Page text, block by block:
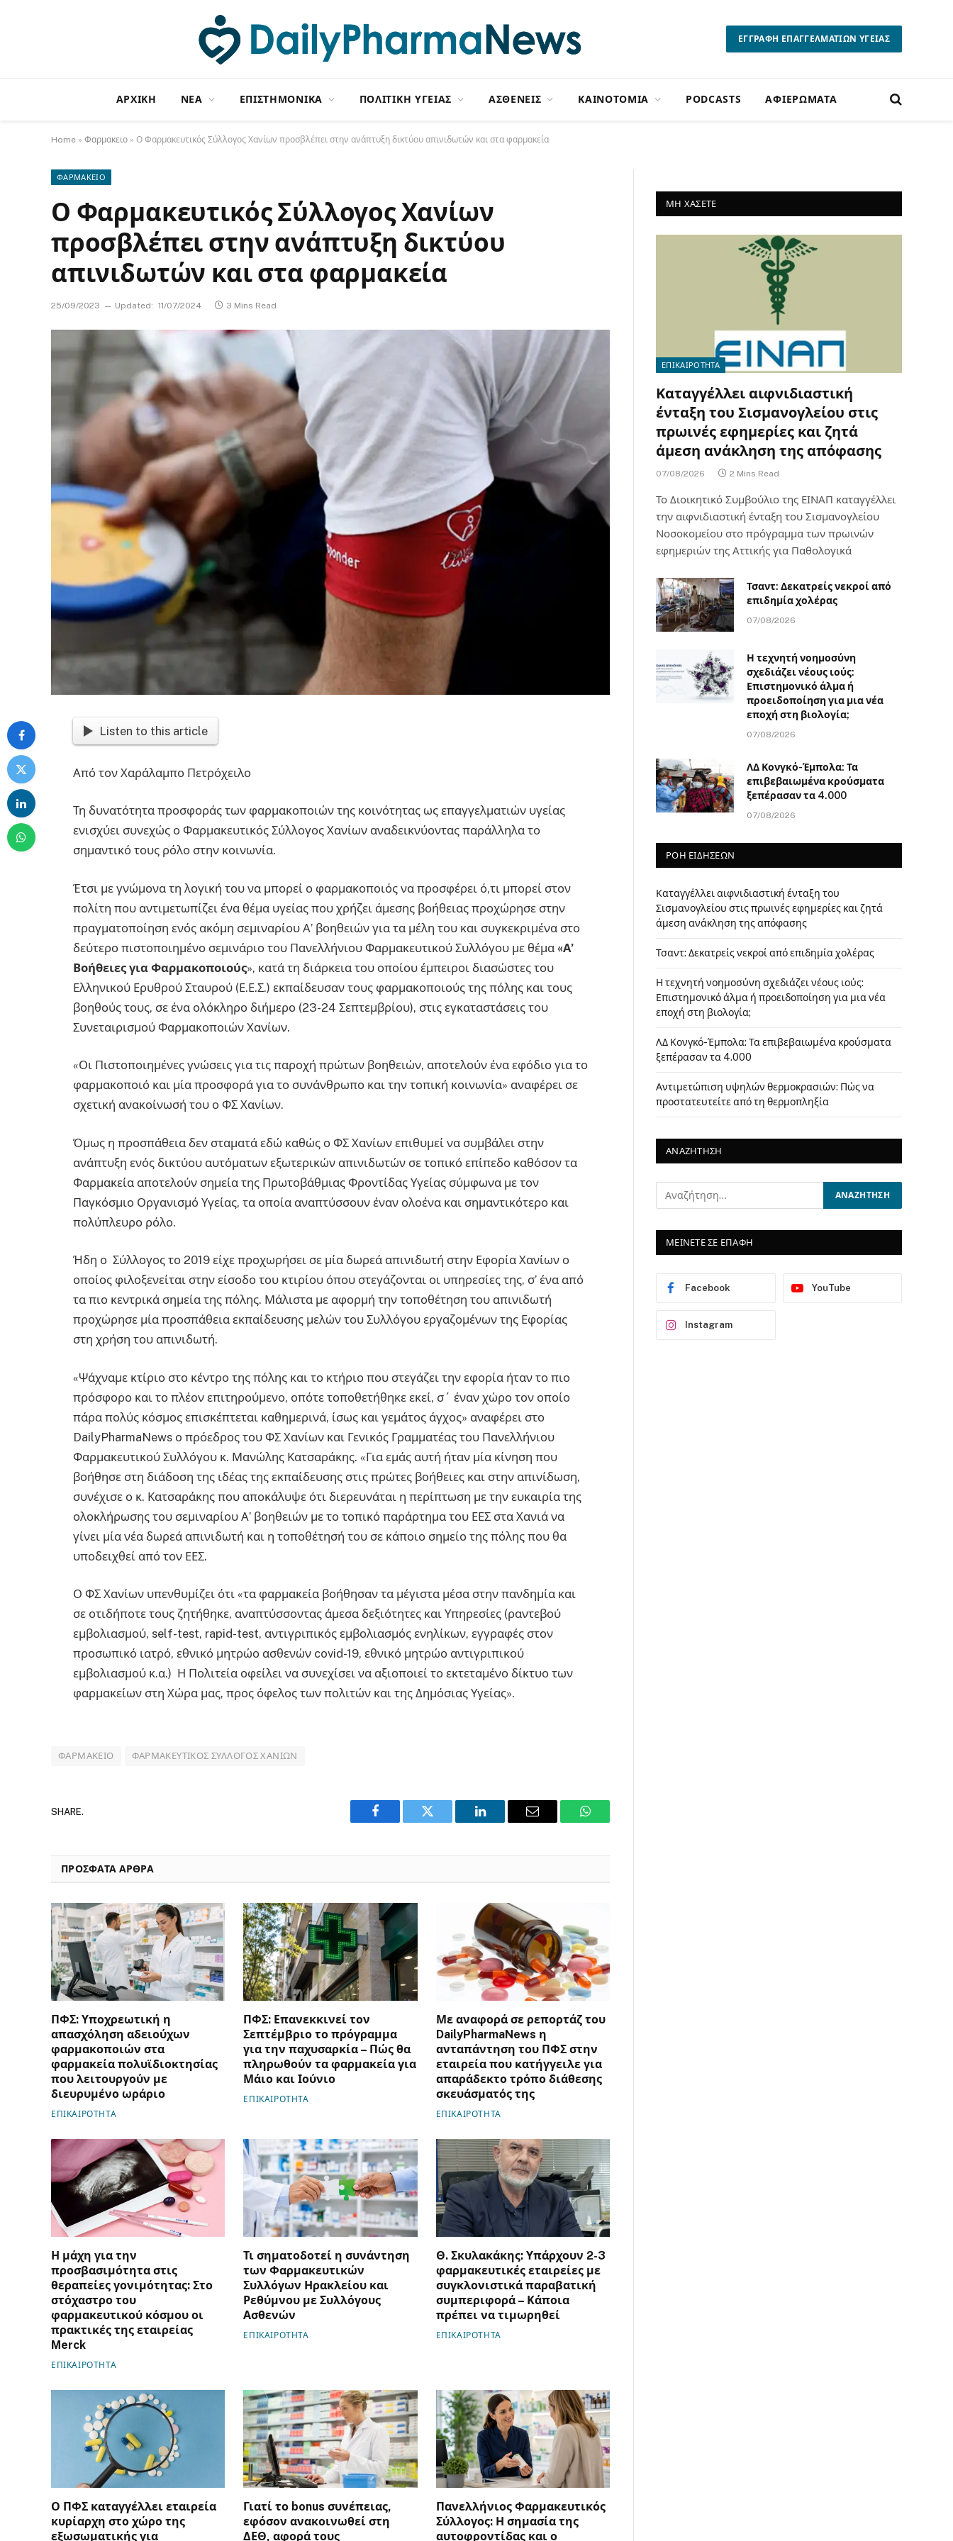
ΕΓΓΡΑΦΗ ΕΠΑΓΓΕΛΜΑΤΙΩΝ ΥΓΕΙΑΣ
ΑΡΧΙΚΗ NΕΑ ΕΠΙΣΤΗΜΟΝΙΚΑ ΠΟΛΙΤΙΚΗ ΥΓΕΙΑΣ ΑΣΘΕΝΕΙΣ ΚΑΙΝΟΤΟΜΙΑ PODCASTS ΑΦΙΕΡΩΜΑΤΑ
Home » Φαρμακειο » Ο Φαρμακευτικός Σύλλογος Χανίων προσβλέπει στην ανάπτυξη δικτύου απινιδωτών και στα φαρμακεία
ΦΑΡΜΑΚΕΙΟ
Ο Φαρμακευτικός Σύλλογος Χανίων
προσβλέπει στην ανάπτυξη δικτύου
απινιδωτών και στα φαρμακεία
25/09/2023 Updated: 11/07/2024 3 Mins Read
Listen to this article
Από τον Χαράλαμπο Πετρόχειλο
Τη δυνατότητα προσφοράς των φαρμακοποιών της κοινότητας ως επαγγελματιών υγείας
ενισχύει συνεχώς ο Φαρμακευτικός Σύλλογος Χανίων αναδεικνύοντας παράλληλα το
σημαντικό τους ρόλο στην κοινωνία.
Έτσι με γνώμονα τη λογική του να μπορεί ο φαρμακοποιός να προσφέρει ό,τι μπορεί στον
πολίτη που αντιμετωπίζει ένα θέμα υγείας που χρήζει άμεσης βοήθειας προχώρησε στην
πραγματοποίηση ενός ακόμη σεμιναρίου Α’ βοηθειών για τα μέλη του και συγκεκριμένα στο
δεύτερο πιστοποιημένο σεμινάριο του Πανελλήνιου Φαρμακευτικού Συλλόγου με θέμα «Α’
Βοήθειες για Φαρμακοποιούς», κατά τη διάρκεια του οποίου έμπειροι διασώστες του
Ελληνικού Ερυθρού Σταυρού (Ε.Ε.Σ.) εκπαίδευσαν τους φαρμακοποιούς της πόλης και τους
βοηθούς τους, σε ένα ολόκληρο διήμερο (23-24 Σεπτεμβρίου), στις εγκαταστάσεις του
Συνεταιρισμού Φαρμακοποιών Χανίων.
«Οι Πιστοποιημένες γνώσεις για τις παροχή πρώτων βοηθειών, αποτελούν ένα εφόδιο για το
φαρμακοποιό και μία προσφορά για το συνάνθρωπο και την τοπική κοινωνία» αναφέρει σε
σχετική ανακοίνωσή του ο ΦΣ Χανίων.
Όμως η προσπάθεια δεν σταματά εδώ καθώς ο ΦΣ Χανίων επιθυμεί να συμβάλει στην
ανάπτυξη ενός δικτύου αυτόματων εξωτερικών απινιδωτών σε τοπικό επίπεδο καθόσον τα
Φαρμακεία αποτελούν σημεία της Πρωτοβάθμιας Φροντίδας Υγείας σύμφωνα με τον
Παγκόσμιο Οργανισμό Υγείας, τα οποία αναπτύσσουν έναν ολοένα και σημαντικότερο και
πολύπλευρο ρόλο.
Ήδη ο Σύλλογος το 2019 είχε προχωρήσει σε μία δωρεά απινιδωτή στην Εφορία Χανίων ο
οποίος φιλοξενείται στην είσοδο του κτιρίου όπου στεγάζονται οι υπηρεσίες της, σ’ ένα από
τα πιο κεντρικά σημεία της πόλης. Μάλιστα με αφορμή την τοποθέτηση του απινιδωτή
προχώρησε μία προσπάθεια εκπαίδευσης μελών του Συλλόγου εργαζομένων της Εφορίας
στη χρήση του απινιδωτή.
«Ψάχναμε κτίριο στο κέντρο της πόλης και το κτήριο που στεγάζει την εφορία ήταν το πιο
πρόσφορο και το πλέον επιτηρούμενο, οπότε τοποθετήθηκε εκεί, σ΄ έναν χώρο τον οποίο
πάρα πολύς κόσμος επισκέπτεται καθημερινά, ίσως και γεμάτος άγχος» αναφέρει στο
DailyPharmaNews o πρόεδρος του ΦΣ Χανίων και Γενικός Γραμματέας του Πανελλήνιου
Φαρμακευτικού Συλλόγου κ. Μανώλης Κατσαράκης. «Για εμάς αυτή ήταν μία κίνηση που
βοήθησε στη διάδοση της ιδέας της εκπαίδευσης στις πρώτες βοήθειες και στην απινίδωση,
συνέχισε ο κ. Κατσαράκης που αποκάλυψε ότι διερευνάται η περίπτωση με την ευκαιρία της
ολοκλήρωσης του σεμιναρίου Α’ βοηθειών με το τοπικό παράρτημα του ΕΕΣ στα Χανιά να
γίνει μία νέα δωρεά απινιδωτή και η τοποθέτησή του σε κάποιο σημείο της πόλης που θα
υποδειχθεί από τον ΕΕΣ.
Ο ΦΣ Χανίων υπενθυμίζει ότι «τα φαρμακεία βοήθησαν τα μέγιστα μέσα στην πανδημία και
σε οτιδήποτε τους ζητήθηκε, αναπτύσσοντας άμεσα δεξιότητες και Υπηρεσίες (ραντεβού
εμβολιασμού, self-test, rapid-test, αντιγριπικός εμβολιασμός ενηλίκων, εγγραφές στον
προσωπικό ιατρό, εθνικό μητρώο ασθενών covid-19, εθνικό μητρώο αντιγριπικού
εμβολιασμού κ.α.) Η Πολιτεία οφείλει να συνεχίσει να αξιοποιεί το εκτεταμένο δίκτυο των
φαρμακείων στη Χώρα μας, προς όφελος των πολιτών και της Δημόσιας Υγείας».
ΦΑΡΜΑΚΕΊΟ ΦΑΡΜΑΚΕΥΤΙΚΌΣ ΣΎΛΛΟΓΟΣ ΧΑΝΊΩΝ
SHARE.
Facebook Twitter LinkedIn Email WhatsApp
ΠΡΟΣΦΑΤΑ ΑΡΘΡΑ
ΠΦΣ: Υποχρεωτική η
απασχόληση αδειούχων
φαρμακοποιών στα
φαρμακεία πολυϊδιοκτησίας
που λειτουργούν με
διευρυμένο ωράριο
ΕΠΙΚΑΙΡΟΤΗΤΑ
ΠΦΣ: Επανεκκινεί τον
Σεπτέμβριο το πρόγραμμα
για την παχυσαρκία – Πώς θα
πληρωθούν τα φαρμακεία για
Μάιο και Ιούνιο
ΕΠΙΚΑΙΡΟΤΗΤΑ
Με αναφορά σε ρεπορτάζ του
DailyPharmaNews η
ανταπάντηση του ΠΦΣ στην
εταιρεία που κατήγγειλε για
απαράδεκτο τρόπο διάθεσης
σκευάσματός της
ΕΠΙΚΑΙΡΟΤΗΤΑ
Η μάχη για την
προσβασιμότητα στις
θεραπείες γονιμότητας: Στο
στόχαστρο του
φαρμακευτικού κόσμου οι
πρακτικές της εταιρείας
Merck
ΕΠΙΚΑΙΡΟΤΗΤΑ
Τι σηματοδοτεί η συνάντηση
των Φαρμακευτικών
Συλλόγων Ηρακλείου και
Ρεθύμνου με Συλλόγους
Ασθενών
ΕΠΙΚΑΙΡΟΤΗΤΑ
Θ. Σκυλακάκης: Υπάρχουν 2-3
φαρμακευτικές εταιρείες με
συγκλονιστικά παραβατική
συμπεριφορά – Κάποια
πρέπει να τιμωρηθεί
ΕΠΙΚΑΙΡΟΤΗΤΑ
Ο ΠΦΣ καταγγέλλει εταιρεία
κυρίαρχη στο χώρο της
εξωσωματικής για
Γιατί το bonus συνέπειας,
εφόσον ανακοινωθεί στη
ΔΕΘ, αφορά τους
Πανελλήνιος Φαρμακευτικός
Σύλλογος: Η σημασία της
αυτοφροντίδας και ο
ΜΗ ΧΑΣΕΤΕ
ΕΠΙΚΑΙΡΟΤΗΤΑ
Καταγγέλλει αιφνιδιαστική
ένταξη του Σισμανογλείου στις
πρωινές εφημερίες και ζητά
άμεση ανάκληση της απόφασης
07/08/2026 2 Mins Read
Το Διοικητικό Συμβούλιο της ΕΙΝΑΠ καταγγέλλει
την αιφνιδιαστική ένταξη του Σισμανογλείου
Νοσοκομείου στο πρόγραμμα των πρωινών
εφημεριών της Αττικής για Παθολογικά
Τσαντ: Δεκατρείς νεκροί από
επιδημία χολέρας
07/08/2026
Η τεχνητή νοημοσύνη
σχεδιάζει νέους ιούς:
Επιστημονικό άλμα ή
προειδοποίηση για μια νέα
εποχή στη βιολογία;
07/08/2026
ΛΔ Κονγκό-Έμπολα: Τα
επιβεβαιωμένα κρούσματα
ξεπέρασαν τα 4.000
07/08/2026
ΡΟΗ ΕΙΔΗΣΕΩΝ
Καταγγέλλει αιφνιδιαστική ένταξη του
Σισμανογλείου στις πρωινές εφημερίες και ζητά
άμεση ανάκληση της απόφασης
Τσαντ: Δεκατρείς νεκροί από επιδημία χολέρας
Η τεχνητή νοημοσύνη σχεδιάζει νέους ιούς:
Επιστημονικό άλμα ή προειδοποίηση για μια νέα
εποχή στη βιολογία;
ΛΔ Κονγκό-Έμπολα: Τα επιβεβαιωμένα κρούσματα
ξεπέρασαν τα 4.000
Αντιμετώπιση υψηλών θερμοκρασιών: Πώς να
προστατευτείτε από τη θερμοπληξία
ΑΝΑΖΗΤΗΣΗ
ΜΕΙΝΕΤΕ ΣΕ ΕΠΑΦΗ
Facebook YouTube
Instagram